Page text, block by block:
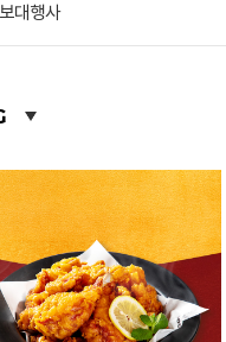
대행사